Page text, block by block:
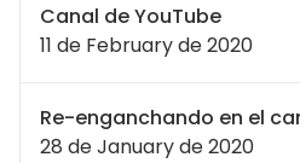
Canal de YouTube
11 de February de 2020
Re-enganchando en el
28 de January de 2020